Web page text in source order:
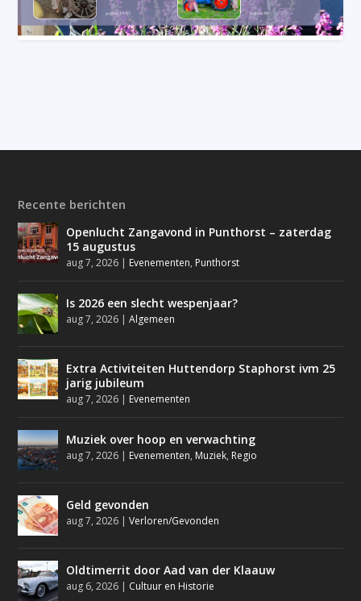
Recente berichten
Openlucht Zangavond in Punthorst – zaterdag
15 augustus
aug 7, 2026 | Evenementen, Punthorst
Is 2026 een slecht wespenjaar?
aug 7, 2026 |Algemeen
Extra Activiteiten Huttendorp Staphorst ivm 25
jarig jubileum
aug 7, 2026 | Evenementen
Muziek over hoop en verwachting
aug 7, 2026 | Evenementen, Muziek, Regio
Geld gevonden
aug 7, 2026 |Verloren/Gevonden
Oldtimerrit door Aad van der Klaauw
aug 6, 2026 | Cultuur en Historie